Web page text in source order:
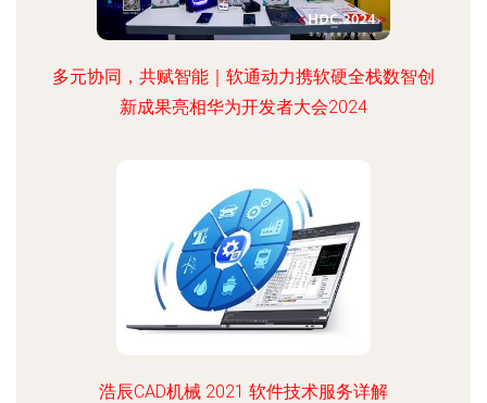
多元协同，共赋智能｜软通动力携软硬全栈数智创
新成果亮相华为开发者大会2024
浩辰CAD机械 2021 软件技术服务详解